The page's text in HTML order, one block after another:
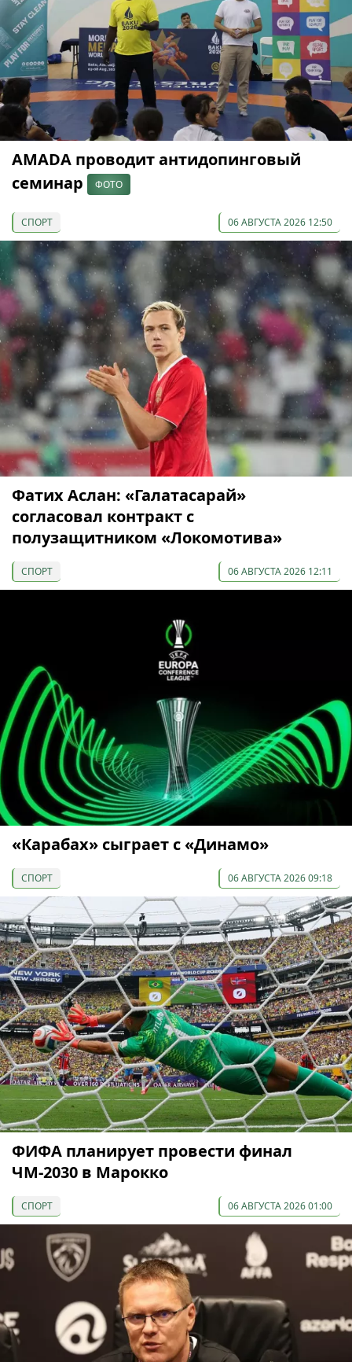
AMADA проводит антидопинговый
семинар
ФОТО
СПОРТ 06 АВГУСТА 2026 12:50
Фатих Аслан: «Галатасарай»
согласовал контракт с
полузащитником «Локомотива»
СПОРТ 06 АВГУСТА 2026 12:11
«Карабах» сыграет с «Динамо»
СПОРТ 06 АВГУСТА 2026 09:18
ФИФА планирует провести финал
ЧМ-2030 в Марокко
СПОРТ 06 АВГУСТА 2026 01:00